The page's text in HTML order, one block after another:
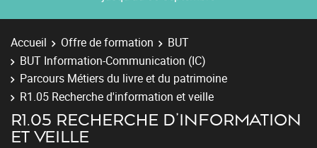
Accueil Offre de formation
BUT
BUT Information-Communication (IC)
Parcours Métiers du livre et du patrimoine
R1.05 Recherche d'information et veille
R1.05 RECHERCHE D'INFORMATION
ET VEILLE